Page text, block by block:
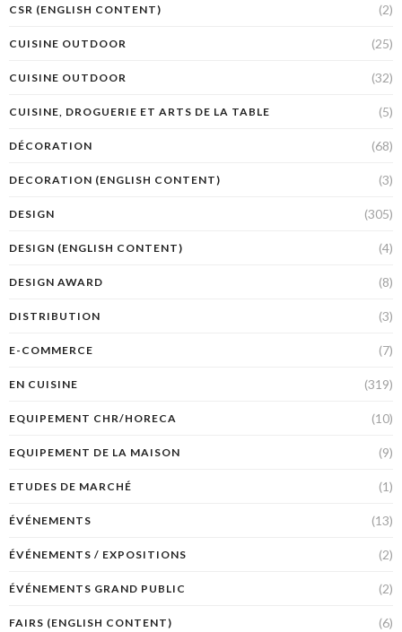
CSR (ENGLISH CONTENT) (2)
CUISINE OUTDOOR (25)
CUISINE OUTDOOR (32)
CUISINE, DROGUERIE ET ARTS DE LA TABLE (5)
DÉCORATION (68)
DECORATION (ENGLISH CONTENT) (3)
DESIGN (305)
DESIGN (ENGLISH CONTENT) (4)
DESIGN AWARD (8)
DISTRIBUTION (3)
E-COMMERCE (7)
EN CUISINE (319)
EQUIPEMENT CHR/HORECA (10)
EQUIPEMENT DE LA MAISON (9)
ETUDES DE MARCHÉ (1)
ÉVÉNEMENTS (13)
ÉVÉNEMENTS / EXPOSITIONS (2)
ÉVÉNEMENTS GRAND PUBLIC (2)
FAIRS (ENGLISH CONTENT) (6)